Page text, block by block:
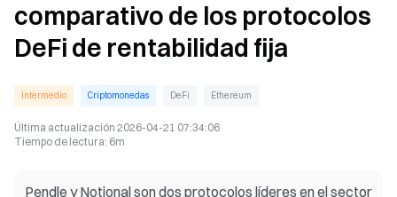
comparativo de los protocolos
DeFi de rentabilidad fija
Intermedio Criptomonedas DeFi Ethereum
Última actualización 2026-04-21 07:34:06
Tiempo de lectura: 6m
Pendle y Notional son dos protocolos líderes en el sector